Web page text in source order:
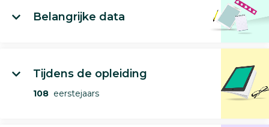
Belangrijke data
Tijdens de opleiding
108 eerstejaars